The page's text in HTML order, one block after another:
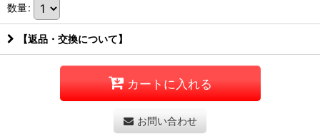
数量:
【返品・交換について】
カートに入れる
お問い合わせ